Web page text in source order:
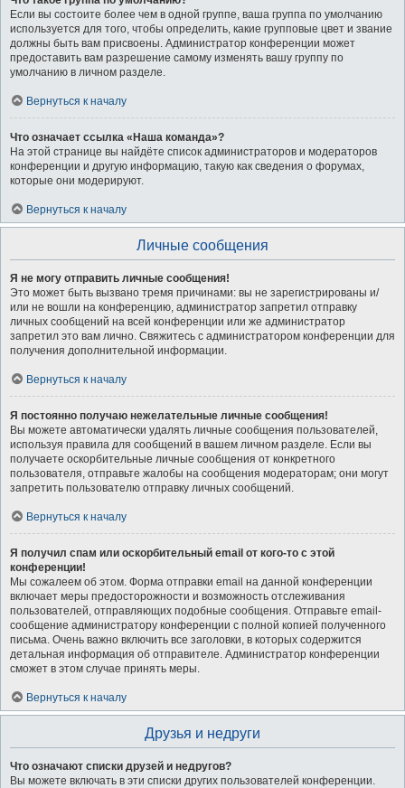
Если вы состоите более чем в одной группе, ваша группа по умолчанию
используется для того, чтобы определить, какие групповые цвет и звание
должны быть вам присвоены. Администратор конференции может
предоставить вам разрешение самому изменять вашу группу по
умолчанию в личном разделе.
Вернуться к началу
Что означает ссылка «Наша команда»?
На этой странице вы найдёте список администраторов и модераторов
конференции и другую информацию, такую как сведения о форумах,
которые они модерируют.
Вернуться к началу
Личные сообщения
Я не могу отправить личные сообщения!
Это может быть вызвано тремя причинами: вы не зарегистрированы и/
или не вошли на конференцию, администратор запретил отправку
личных сообщений на всей конференции или же администратор
запретил это вам лично. Свяжитесь с администратором конференции для
получения дополнительной информации.
Вернуться к началу
Я постоянно получаю нежелательные личные сообщения!
Вы можете автоматически удалять личные сообщения пользователей,
используя правила для сообщений в вашем личном разделе. Если вы
получаете оскорбительные личные сообщения от конкретного
пользователя, отправьте жалобы на сообщения модераторам; они могут
запретить пользователю отправку личных сообщений.
Вернуться к началу
Я получил спам или оскорбительный email от кого-то с этой
конференции!
Мы сожалеем об этом. Форма отправки email на данной конференции
включает меры предосторожности и возможность отслеживания
пользователей, отправляющих подобные сообщения. Отправьте email-
сообщение администратору конференции с полной копией полученного
письма. Очень важно включить все заголовки, в которых содержится
детальная информация об отправителе. Администратор конференции
сможет в этом случае принять меры.
Вернуться к началу
Друзья и недруги
Что означают списки друзей и недругов?
Вы можете включать в эти списки других пользователей конференции.